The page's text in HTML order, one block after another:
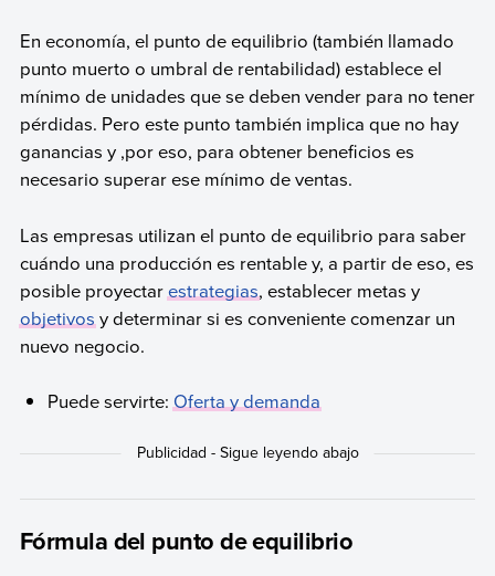
En economía, el punto de equilibrio (también llamado
punto muerto o umbral de rentabilidad) establece el
mínimo de unidades que se deben vender para no tener
pérdidas. Pero este punto también implica que no hay
ganancias y ,por eso, para obtener beneficios es
necesario superar ese mínimo de ventas.
Las empresas utilizan el punto de equilibrio para saber
cuándo una producción es rentable y, a partir de eso, es
posible proyectarestrategias, establecer metas y
objetivosy determinar si es conveniente comenzar un
nuevo negocio.
Puede servirte:Oferta y demanda
Fórmula del punto de equilibrio